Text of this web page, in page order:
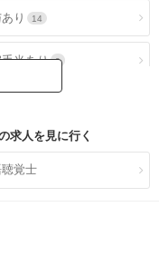
り 14
当あり 9
み
休み 6
求人を見に行く
覚士